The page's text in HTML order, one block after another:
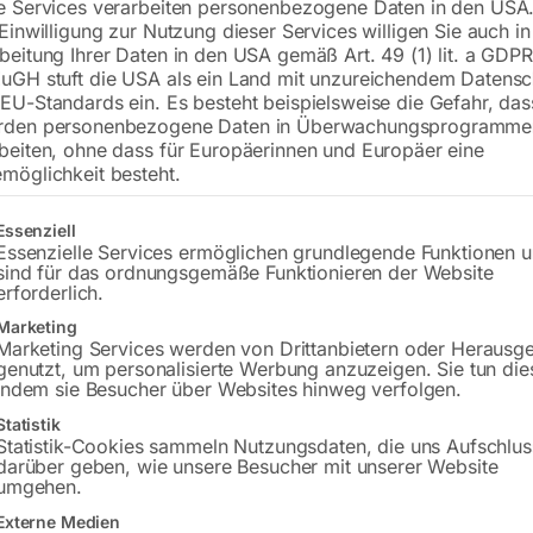
€ 102,00
inkl. MwSt. zzgl.Versandkosten
Lieferzeit:ca. 2 - 3 Tage
Bitte beachten Sie: Die Versandkosten
In den
Sie haben
Gerne
Services verarbeiten personenbezogene Daten in den
zur Nutzung dieser Services willigen Sie auch
Ihrer Daten in den USA gemäß Art. 49 (1) lit. a
stuft die USA als ein Land mit unzureichendem
Standards ein. Es besteht beispielsweise die Gefahr,
personenbezogene Daten in
ohne dass für Europäerinnen und Europäer eine
besteht.
eine Liste der Service-Gruppen, für die eine Einwilligung erteilt
Services ermöglichen grundlegende Funktionen
für das ordnungsgemäße Funktionieren der Website
Services werden von Drittanbietern oder
um personalisierte Werbung anzuzeigen. Sie tun
sie Besucher über Websites hinweg verfolgen.
Cookies sammeln Nutzungsdaten, die uns
geben, wie unsere Besucher mit unserer Website
Medien